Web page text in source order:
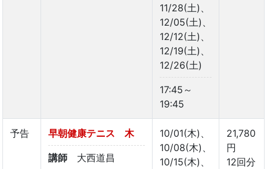
11/28(土)、
12/05(土)、
12/12(土)、
12/19(土)、
12/26(土)
17:45～
19:45
予告 早朝健康テニス 木
講師 大西道昌
10/01(木)、
10/08(木)、
10/15(木)、
21,780
円
12回分